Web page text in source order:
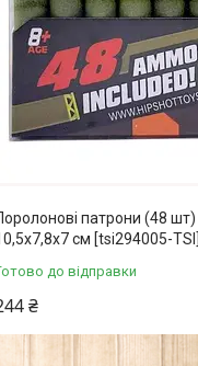
патрони (48
см [tsi294005-TSI]
до відправки
₴